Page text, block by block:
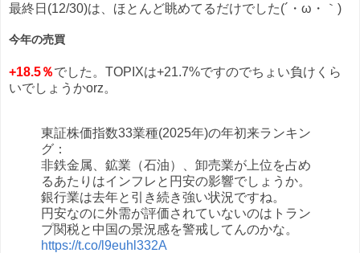
最終日(12/30)は、ほとんど眺めてるだけでした(´・ω・｀)
今年の売買
+18.5％でした。TOPIXは+21.7%ですのでちょい負けくら
いでしょうかorz。
東証株価指数33業種(2025年)の年初来ランキン
グ：
非鉄金属、鉱業（石油）、卸売業が上位を占め
るあたりはインフレと円安の影響でしょうか。
銀行業は去年と引き続き強い状況ですね。
円安なのに外需が評価されていないのはトラン
プ関税と中国の景況感を警戒してんのかな。
https://t.co/l9euhl332A